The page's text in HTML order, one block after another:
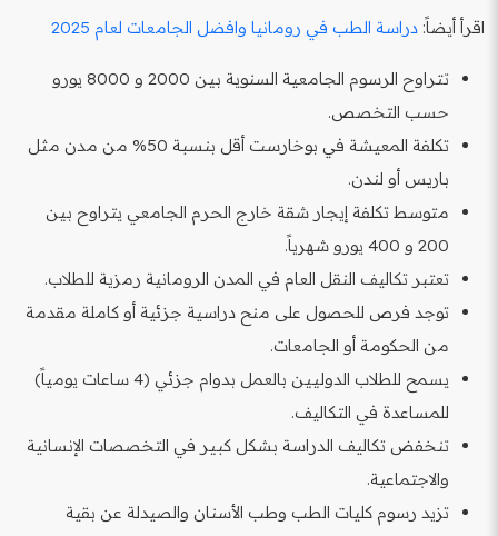
اقرأ أيضاً: دراسة الطب في رومانيا وافضل الجامعات لعام 2025
تتراوح الرسوم الجامعية السنوية بين 2000 و 8000 يورو
حسب التخصص.
تكلفة المعيشة في بوخارست أقل بنسبة 50% من مدن مثل
باريس أو لندن.
متوسط تكلفة إيجار شقة خارج الحرم الجامعي يتراوح بين
200 و 400 يورو شهرياً.
تعتبر تكاليف النقل العام في المدن الرومانية رمزية للطلاب.
توجد فرص للحصول على منح دراسية جزئية أو كاملة مقدمة
من الحكومة أو الجامعات.
يسمح للطلاب الدوليين بالعمل بدوام جزئي (4 ساعات يومياً)
للمساعدة في التكاليف.
تنخفض تكاليف الدراسة بشكل كبير في التخصصات الإنسانية
والاجتماعية.
تزيد رسوم كليات الطب وطب الأسنان والصيدلة عن بقية